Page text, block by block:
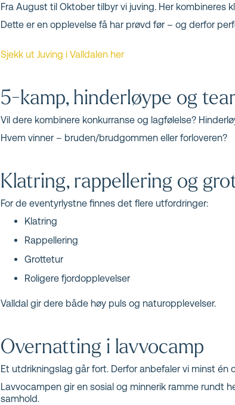
Fra August til Oktober tilbyr vi juving. Her
Dette er en opplevelse få har prøvd før – og derfor
Sjekk ut Juving i Valldalen her
5-kamp, hinderløype og
Vil dere kombinere konkurranse og lagfølelse?
Hvem vinner – bruden/brudgommen eller forloveren?
Klatring, rappellering og
For de eventyrlystne finnes det flere utfordringer:
Klatring
Rappellering
Grottetur
Roligere fjordopplevelser
Valldal gir dere både høy puls og naturopplevelser.
Overnatting i lavvocamp
Et utdrikningslag går fort. Derfor anbefaler vi minst én
Lavvocampen gir en sosial og minnerik ramme rundt
samhold.